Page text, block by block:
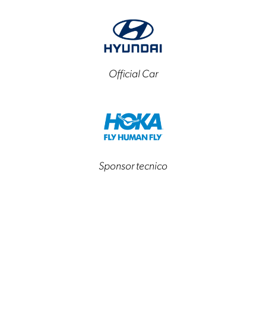
Official Car
Sponsor tecnico